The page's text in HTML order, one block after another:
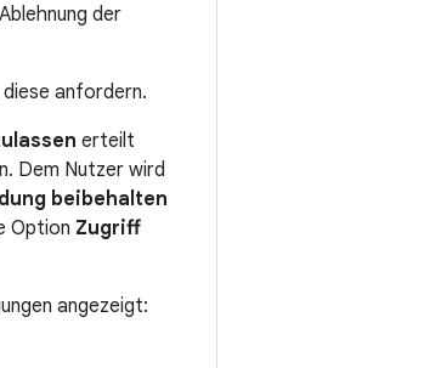
der
anfordern.
erteilt
Dem Nutzer wird
beibehalten
Option Zugriff
angezeigt: